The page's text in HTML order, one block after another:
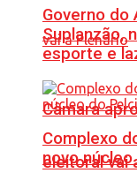
Câmara
eleitoral vai
Governo do
Suplanzão,
esporte e
Complexo
novo